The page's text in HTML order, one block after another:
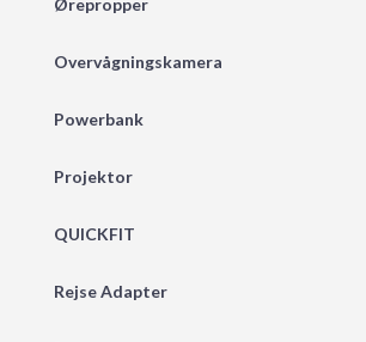
Ørepropper
Overvågningskamera
Powerbank
Projektor
QUICKFIT
Rejse Adapter